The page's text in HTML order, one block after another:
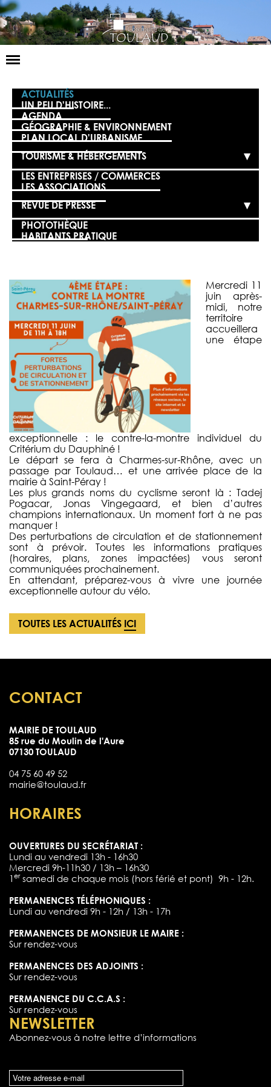
Basculer
LA MAIRIE
NOS SERVICES
LA VIE LOCALE
VOS DÉMARCHES
CONTACT
ACTUALITÉS
UN PEU D'HISTOIRE...
AGENDA
GÉOGRAPHIE & ENVIRONNEMENT
PLAN LOCAL D'URBANISME
TOURISME & HÉBERGEMENTS
LES ENTREPRISES / COMMERCES
LES ASSOCIATIONS
REVUE DE PRESSE
PHOTOTHÈQUE
HABITANTS PRATIQUE
Mercredi 11
juin après-
midi, notre
territoire
accueillera
une étape
exceptionnelle : le contre-la-montre individuel du
Critérium du Dauphiné !
Le départ se fera à Charmes-sur-Rhône, avec un
passage par Toulaud… et une arrivée place de la
mairie à Saint-Péray !
Les plus grands noms du cyclisme seront là : Tadej
Pogacar, Jonas Vingegaard, et bien d’autres
champions internationaux. Un moment fort à ne pas
manquer !
Des perturbations de circulation et de stationnement
sont à prévoir. Toutes les informations pratiques
(horaires, plans, zones impactées) vous seront
communiquées prochainement.
En attendant, préparez-vous à vivre une journée
exceptionnelle autour du vélo.
TOUTES LES ACTUALITÉS ICI
CONTACT
MAIRIE DE TOULAUD
85 rue du Moulin de l'Aure
07130 TOULAUD
04 75 60 49 52
mairie@toulaud.fr
HORAIRES
OUVERTURES DU SECRÉTARIAT :
Lundi au vendredi 13h - 16h30
Mercredi 9h-11h30 / 13h – 16h30
1 ersamedi de chaque mois (hors férié et pont) 9h - 12h.
PERMANENCES TÉLÉPHONIQUES :
Lundi au vendredi 9h - 12h / 13h - 17h
PERMANENCES DE MONSIEUR LE MAIRE :
Sur rendez-vous
PERMANENCES DES ADJOINTS :
Sur rendez-vous
PERMANENCE DU C.C.A.S :
Sur rendez-vous
NEWSLETTER
Abonnez-vous à notre lettre d’informations